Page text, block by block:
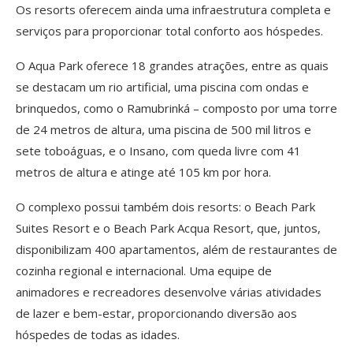
Os resorts oferecem ainda uma infraestrutura completa e
serviços para proporcionar total conforto aos hóspedes.
O Aqua Park oferece 18 grandes atrações, entre as quais
se destacam um rio artificial, uma piscina com ondas e
brinquedos, como o Ramubrinká – composto por uma torre
de 24 metros de altura, uma piscina de 500 mil litros e
sete toboáguas, e o Insano, com queda livre com 41
metros de altura e atinge até 105 km por hora.
O complexo possui também dois resorts: o Beach Park
Suites Resort e o Beach Park Acqua Resort, que, juntos,
disponibilizam 400 apartamentos, além de restaurantes de
cozinha regional e internacional. Uma equipe de
animadores e recreadores desenvolve várias atividades
de lazer e bem-estar, proporcionando diversão aos
hóspedes de todas as idades.